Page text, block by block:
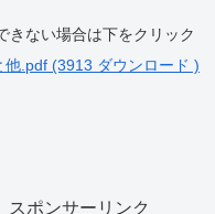
きない場合は下をクリック
他.pdf (3913 ダウンロード )
スポンサーリンク